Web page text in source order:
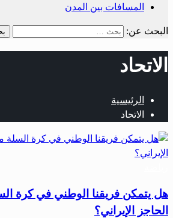
المسافات بين المدن
البحث عن:
الاتحاد
الرئيسية
الاتحاد
هل يتمكن فريقنا الوطني في كرة
الحاجز الإيراني؟